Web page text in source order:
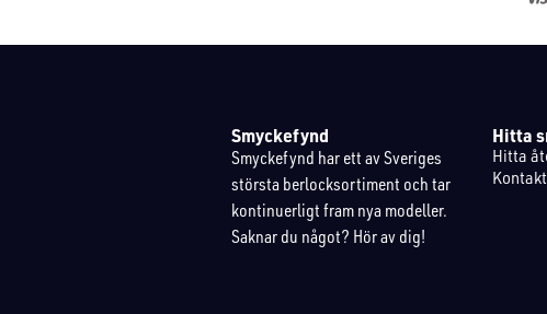
Smyckefynd
Smyckefynd har ett av Sveriges
största berlocksortiment och tar
kontinuerligt fram nya modeller.
Saknar du något? Hör av dig!
Hitta
Hitta
Kontakt